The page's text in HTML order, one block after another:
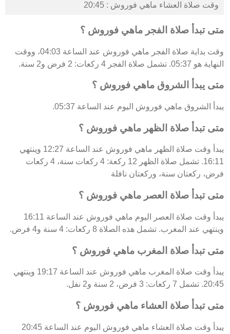
وقت صلاة العشاء ماهي فوروش : 20:45
متى تبدأ صلاة الفجر ماهي فوروش ؟
وقت بداية صلاة الفجر ماهي فوروش عند الساعة 04:03، ووقت
النهاية هو 05:37. تشمل صلاة الفجر 4 ركعات: 2 فرض و2 سنة.
متى يبدأ الشروق ماهي فوروش ؟
يبدأ الشروق ماهي فوروش اليوم عند الساعة 05:37.
متى تبدأ صلاة الظهر ماهي فوروش ؟
يبدأ وقت صلاة الظهر ماهي فوروش عند الساعة 12:27 وينتهي
16:11. تشمل صلاة الظهر 12 ركعة: 4 ركعات سنة، 4 ركعات
فرض، ركعتان سنة، وركعتان نافلة
متى تبدأ صلاة العصر ماهي فوروش ؟
يبدأ وقت صلاة العصر اليوم ماهي فوروش عند الساعة 16:11
وينتهي عند المغرب. تشمل هذه الصلاة 8 ركعات: 4 سنة و4 فرض.
متى تبدأ صلاة المغرب ماهي فوروش ؟
يبدأ وقت صلاة المغرب ماهي فوروش عند الساعة 19:17 وينتهي
20:45. تشمل 7 ركعات: 3 فرض، 2 سنة و2 نفل.
متى تبدأ صلاة العشاء ماهي فوروش ؟
يبدأ وقت صلاة العشاء ماهي فوروش اليوم عند الساعة 20:45